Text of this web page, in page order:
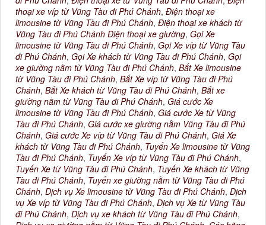
thoại xe víp từ Vũng Tàu đi Phú Chánh, Điện thoại xe
limousine từ Vũng Tàu đi Phú Chánh, Điện thoại xe khách từ
Vũng Tàu đi Phú Chánh Điện thoại xe giường, Gọi Xe
limousine từ Vũng Tàu đi Phú Chánh, Gọi Xe víp từ Vũng Tàu
đi Phú Chánh, Gọi Xe khách từ Vũng Tàu đi Phú Chánh, Gọi
xe giường nằm từ Vũng Tàu đi Phú Chánh, Bắt Xe limousine
từ Vũng Tàu đi Phú Chánh, Bắt Xe víp từ Vũng Tàu đi Phú
Chánh, Bắt Xe khách từ Vũng Tàu đi Phú Chánh, Bắt xe
giường nằm từ Vũng Tàu đi Phú Chánh, Giá cước Xe
limousine từ Vũng Tàu đi Phú Chánh, Giá cước Xe từ Vũng
Tàu đi Phú Chánh, Giá cước xe giường nằm Vũng Tàu đi Phú
Chánh, Giá cước Xe víp từ Vũng Tàu đi Phú Chánh, Giá Xe
khách từ Vũng Tàu đi Phú Chánh, Tuyến Xe limousine từ Vũng
Tàu đi Phú Chánh, Tuyến Xe víp từ Vũng Tàu đi Phú Chánh,
Tuyến Xe từ Vũng Tàu đi Phú Chánh, Tuyến Xe khách từ Vũng
Tàu đi Phú Chánh, Tuyến xe giường nằm từ Vũng Tàu đi Phú
Chánh, Dịch vụ Xe limousine từ Vũng Tàu đi Phú Chánh, Dịch
vụ Xe víp từ Vũng Tàu đi Phú Chánh, Dịch vụ Xe từ Vũng Tàu
đi Phú Chánh, Dịch vụ xe khách từ Vũng Tàu đi Phú Chánh,